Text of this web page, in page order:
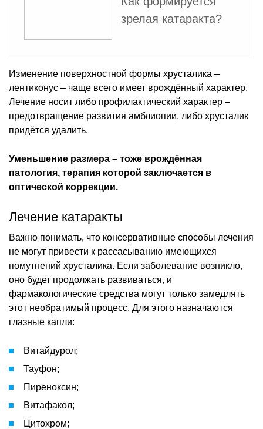
зрелая катаракта?
Изменение поверхностной формы хрусталика –
лентиконус – чаще всего имеет врождённый характер.
Лечение носит либо профилактический характер –
предотвращение развития амблиопии, либо хрусталик
придётся удалить.
Уменьшение размера – тоже врождённая
патология, терапия которой заключается в
оптической коррекции.
Лечение катаракты
Важно понимать, что консервативные способы лечения
не могут привести к рассасыванию имеющихся
помутнений хрусталика. Если заболевание возникло,
оно будет продолжать развиваться, и
фармакологические средства могут только замедлять
этот необратимый процесс. Для этого назначаются
глазные капли:
Витайдурол;
Тауфон;
Пиреноксин;
Витафакол;
Цитохром;